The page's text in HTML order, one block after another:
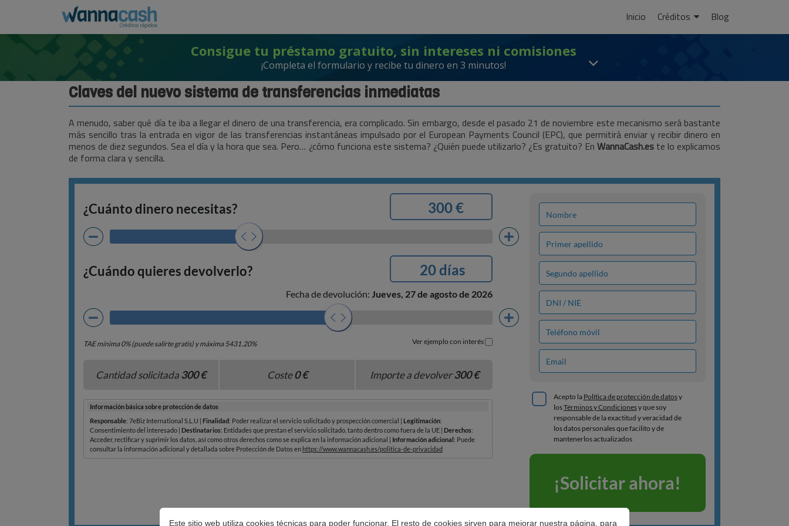
Este sitio web utiliza cookies técnicas para poder funcionar. El resto de cookies sirven para mejorar nuestra página, para
al
contenido
Inicio Créditos Blog
Consigue tu préstamo gratuito, sin intereses ni comisiones
¡Completa el formulario y recibe tu dinero en 3 minutos!
Claves del nuevo sistema de transferencias inmediatas
A menudo, saber qué día te iba a llegar el dinero de una transferencia, era complicado. Sin embargo, desde el pasado 21 de noviembre este mecanismo será bastante
más sencillo tras la entrada en vigor de las transferencias instantáneas impulsado por el European Payments Council (EPC), que permitirá enviar y recibir dinero en
menos de diez segundos. Sea el día y la hora que sea. Pero… ¿cómo funciona este sistema? ¿Quién puede utilizarlo? ¿Es gratuito? En WannaCash.este lo explicamos
de forma clara y sencilla.